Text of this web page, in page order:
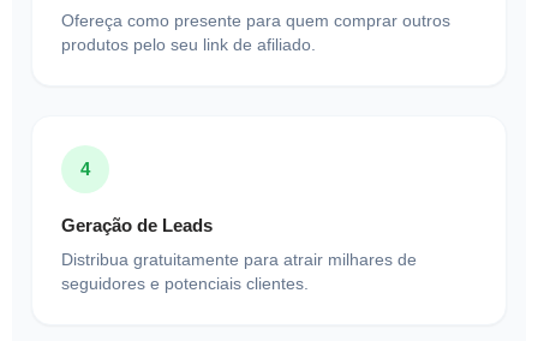
Ofereça como presente para quem comprar outros
produtos pelo seu link de afiliado.
4
Geração de Leads
Distribua gratuitamente para atrair milhares de
seguidores e potenciais clientes.